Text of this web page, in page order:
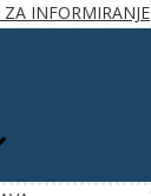
INFORMIRANJE